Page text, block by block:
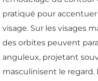
pratiqué pour
visage. Sur les visages
des orbites peuvent
anguleux, projetant
masculinisent le regard.